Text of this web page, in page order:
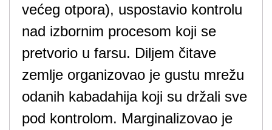
većeg otpora), uspostavio kontrolu
nad izbornim procesom koji se
pretvorio u farsu. Diljem čitave
zemlje organizovao je gustu mrežu
odanih kabadahija koji su držali sve
pod kontrolom. Marginalizovao je